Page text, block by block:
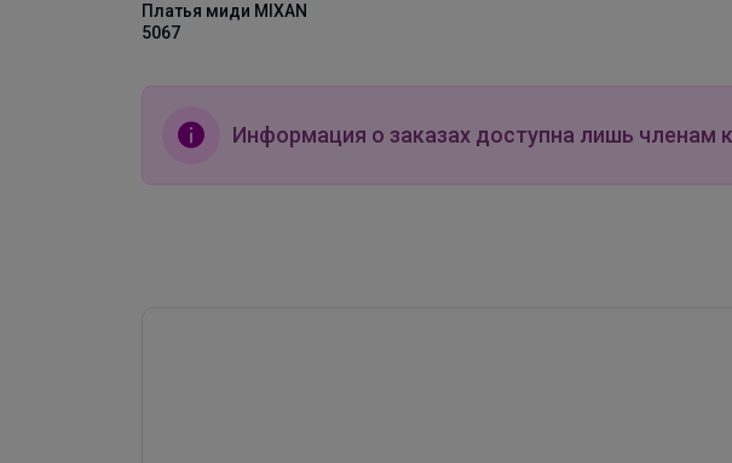
Платья миди MIXAN
5067
Информация о заказах доступна лишь членам